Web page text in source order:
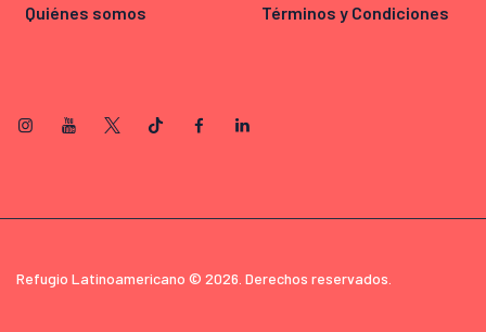
Quiénes somos
Términos y Condiciones
Refugio Latinoamericano © 2026. Derechos reservados.